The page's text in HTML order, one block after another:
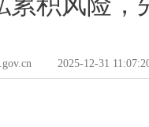
2025-12-31